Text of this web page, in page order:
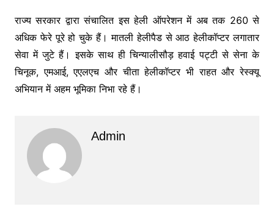
राज्य सरकार द्वारा संचालित इस हेली ऑपरेशन में अब तक 260 से
अधिक फेरे पूरे हो चुके हैं। मातली हेलीपैड से आठ हेलीकॉप्टर लगातार
सेवा में जुटे हैं। इसके साथ ही चिन्यालीसौड़ हवाई पट्टी से सेना के
चिनूक, एमआई, एएलएच और चीता हेलीकॉप्टर भी राहत और रेस्क्यू
अभियान में अहम भूमिका निभा रहे हैं।
Admin